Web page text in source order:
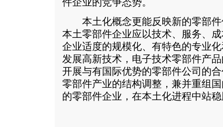
件企业的竞争态势。
本土化概念更能反映新的零部件
本土零部件企业应以技术、服务、
企业适度的规模化、有特色的专业
发展高新技术，电子技术零部件产
开展与有国际优势的零部件公司的
零部件产业的结构调整，兼并重组
的零部件企业，在本土化进程中站